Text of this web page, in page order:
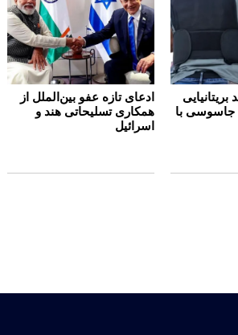
جاسوسی با
ادعای تازه عفو بین‌الملل از
همکاری تسلیحاتی هند و
اسرائیل